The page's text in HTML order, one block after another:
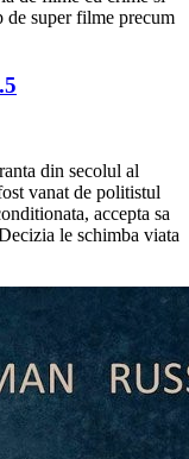
de super filme precum
din secolul al
vanat de politistul
accepta sa
le schimba viata